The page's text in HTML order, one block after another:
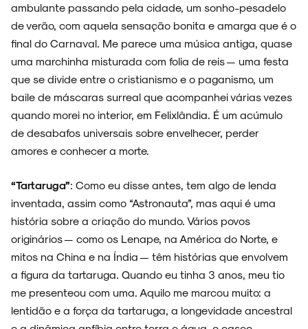
FAIXA A FAIXA
NOVIDADES
NOIZE RECORD CLUB
ambulante passando pela cidade, um sonho-pesadelo
de verão, com aquela sensação bonita e amarga que é o
final do Carnaval. Me parece uma música antiga, quase
uma marchinha misturada com folia de reis — uma festa
que se divide entre o cristianismo e o paganismo, um
baile de máscaras surreal que acompanhei várias vezes
quando morei no interior, em Felixlândia. É um acúmulo
de desabafos universais sobre envelhecer, perder
amores e conhecer a morte.
“Tartaruga”: Como eu disse antes, tem algo de lenda
inventada, assim como “Astronauta”, mas aqui é uma
história sobre a criação do mundo. Vários povos
originários — como os Lenape, na América do Norte, e
mitos na China e na Índia — têm histórias que envolvem
a figura da tartaruga. Quando eu tinha 3 anos, meu tio
me presenteou com uma. Aquilo me marcou muito: a
lentidão e a força da tartaruga, a longevidade ancestral